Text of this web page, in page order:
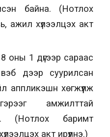
байна. (Нотлох
ажил хүлээлцэх акт
оны 1 дүгээр сараас
дээр суурилсан
аппликэшн хөгжүүлж
амжилттай
(Нотлох баримт
акт ирүүлнэ.)